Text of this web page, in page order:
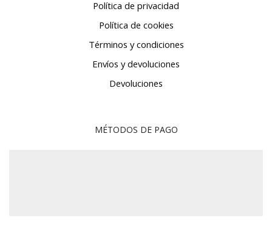
Política de privacidad
Política de cookies
Términos y condiciones
Envíos y devoluciones
Devoluciones
MÉTODOS DE PAGO